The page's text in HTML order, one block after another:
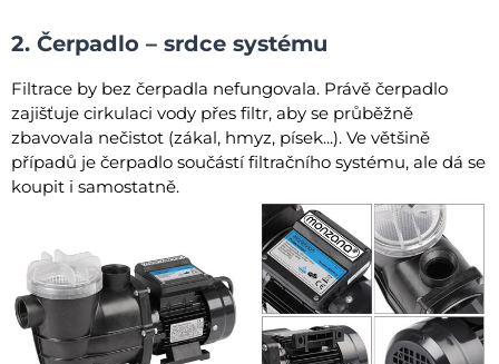
2. Čerpadlo – srdce systému
Filtrace by bez čerpadla nefungovala. Právě čerpadlo
zajišťuje cirkulaci vody přes filtr, aby se průběžně
zbavovala nečistot (zákal, hmyz, písek...). Ve většině
případů je čerpadlo součástí filtračního systému, ale dá se
koupit i samostatně.